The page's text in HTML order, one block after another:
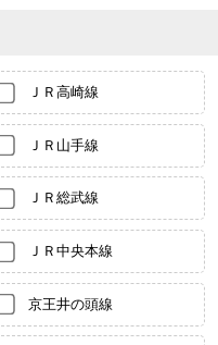
ＪＲ高崎線
ＪＲ山手線
ＪＲ総武線
ＪＲ中央本線
京王井の頭線